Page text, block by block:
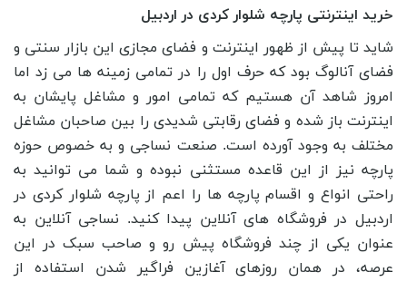
خرید اینترنتی پارچه شلوار کردی در اردبیل
شاید تا پیش از ظهور اینترنت و فضای مجازی این بازار سنتی و
فضای آنالوگ بود که حرف اول را در تمامی زمینه ها می زد اما
امروز شاهد آن هستیم که تمامی امور و مشاغل پایشان به
اینترنت باز شده و فضای رقابتی شدیدی را بین صاحبان مشاغل
مختلف به وجود آورده است. صنعت نساجی و به خصوص حوزه
پارچه نیز از این قاعده مستثنی نبوده و شما می توانید به
راحتی انواع و اقسام پارچه ها را اعم از پارچه شلوار کردی در
اردبیل در فروشگاه های آنلاین پیدا کنید. نساجی آنلاین به
عنوان یکی از چند فروشگاه پیش رو و صاحب سبک در این
عرصه، در همان روزهای آغازین فراگیر شدن استفاده از